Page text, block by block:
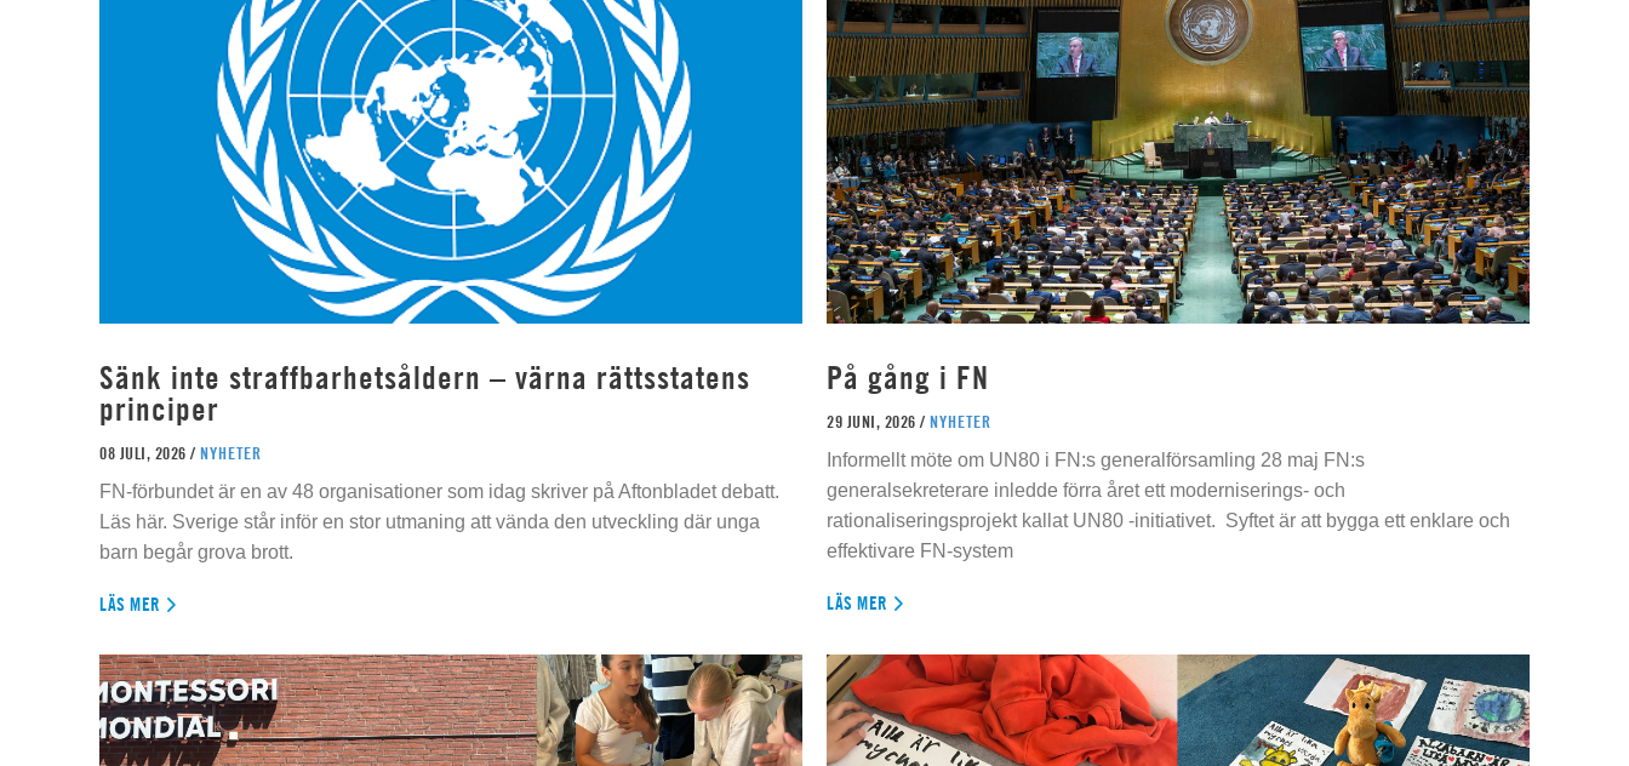
Sänk inte straffbarhetsåldern – värna rättsstatens
principer
08 JULI, 2026 / NYHETER
FN-förbundet är en av 48 organisationer som idag skriver på Aftonbladet debatt.
Läs här. Sverige står inför en stor utmaning att vända den utveckling där unga
barn begår grova brott.
LÄS MER
På gång i FN
29 JUNI, 2026 / NYHETER
Informellt möte om UN80 i FN:s generalförsamling 28 maj FN:s
generalsekreterare inledde förra året ett moderniserings- och
rationaliseringsprojekt kallat UN80 -initiativet. Syftet är att bygga ett enklare och
effektivare FN-system
LÄS MER